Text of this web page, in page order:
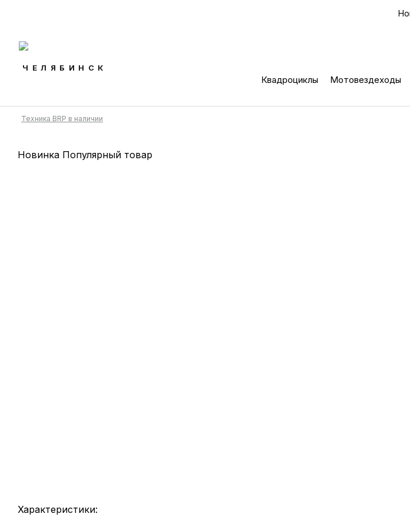
AODES-ЦЕНТР
ЧЕЛЯБИНСК
Квадроциклы Мотовездеходы
Техника BRP в наличии
Новинка Популярный товар
Характеристики: